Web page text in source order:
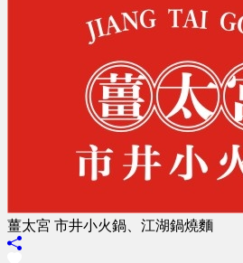
薑太宮 市井小火鍋、江湖鍋燒麵